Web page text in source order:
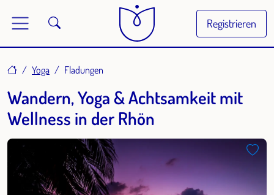
Registrieren
HomeYoga Fladungen
Wandern, Yoga & Achtsamkeit mit
Wellness in der Rhön